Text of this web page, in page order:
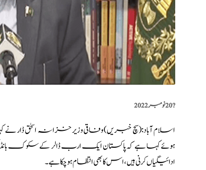
?️20 نومبر 2022
اسلام آباد:(سچ خبریں) وفاقی وزیر خزانہ اسحٰق ڈار نے
ہوئے کہا ہے کہ پاکستان ایک ارب ڈالر کے سکوک
ادائیگیاں کرنی ہیں، اس کا بھی انتظام ہو چکا ہے۔